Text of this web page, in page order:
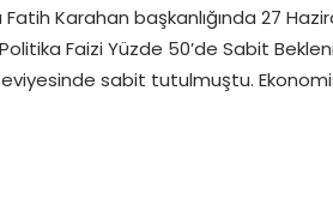
Fatih Karahan başkanlığında 27
Faizi Yüzde 50’de Sabit
sabit tutulmuştu.